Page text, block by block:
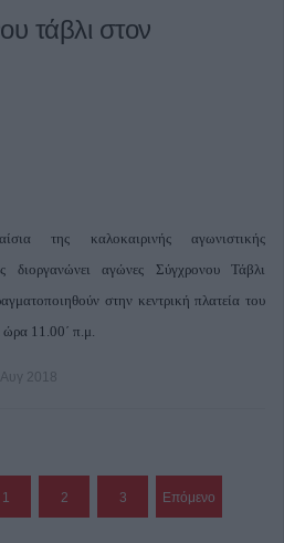
τάβλι στον
της καλοκαιρινής αγωνιστικής
διοργανώνει αγώνες Σύγχρονου Τάβλι
στην κεντρική πλατεία του
11.00΄ π.μ.
Αυγ 2018
1 2 3 Επόμενο